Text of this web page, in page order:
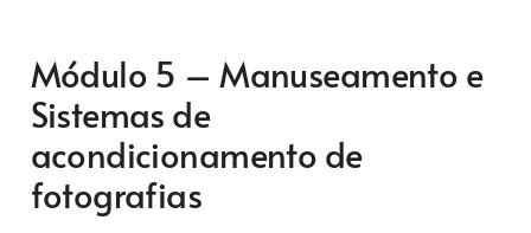
Módulo 5 – Manuseamento e
Sistemas de
acondicionamento de
fotografias